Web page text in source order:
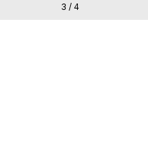
3 / 4